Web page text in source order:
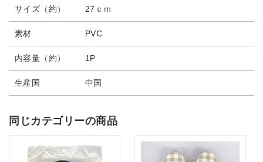
サイズ（約） 27ｃｍ
素材 PVC
内容量（約） 1P
生産国 中国
同じカテゴリーの商品